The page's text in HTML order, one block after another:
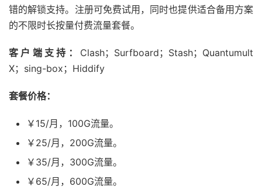
错的解锁支持。注册可免费试用，同时也提供适合备用方案
的不限时长按量付费流量套餐。
客户端支持： Clash；Surfboard；Stash；Quantumult
X；sing-box；Hiddify
套餐价格：
￥15/月，100G流量。
￥25/月，200G流量。
￥35/月，300G流量。
￥65/月，600G流量。